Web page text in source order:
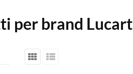
per brand Lucart